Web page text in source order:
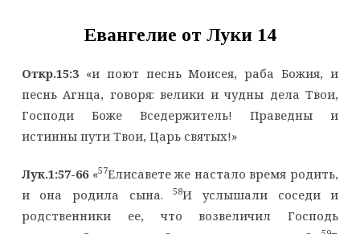
Евангелие от Луки 14
Откр.15:3«и поют песнь Моисея, раба Божия, и
песнь Агнца, говоря: велики и чудны дела Твои,
Господи Боже Вседержитель! Праведны и
истинны пути Твои, Царь святых!»
Лук.1:57-66«57Елисавете же настало время родить,
и она родила сына.58И услышали соседи и
родственники ее, что возвеличил Господь